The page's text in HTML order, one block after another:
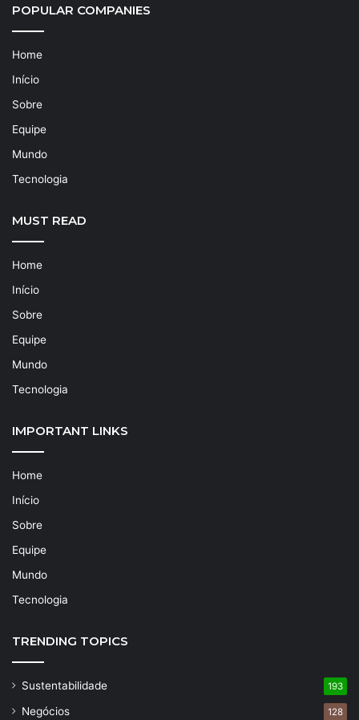
POPULAR COMPANIES
Home
Início
Sobre
Equipe
Mundo
Tecnologia
MUST READ
Home
Início
Sobre
Equipe
Mundo
Tecnologia
IMPORTANT LINKS
Home
Início
Sobre
Equipe
Mundo
Tecnologia
TRENDING TOPICS
Sustentabilidade 193
Negócios 128